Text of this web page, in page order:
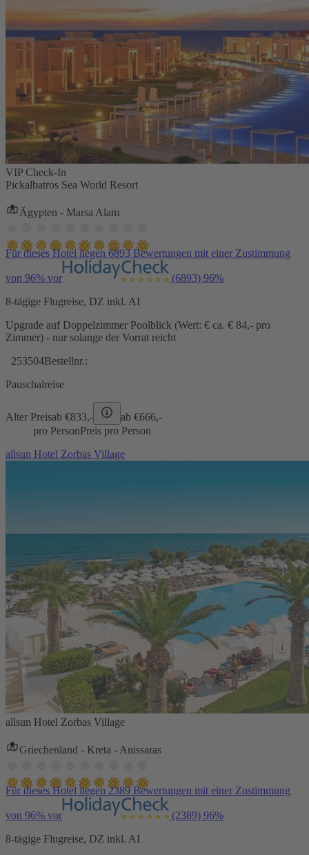
VIP Check-In
Pickalbatros Sea World Resort
Ägypten - Marsa Alam
Für dieses Hotel liegen 6893 Bewertungen mit einer Zustimmung
von 96% vor (6893) 96%
8-tägige Flugreise, DZ inkl. AI
Upgrade auf Doppelzimmer Poolblick (Wert: € ca. € 84,- pro
Zimmer) - nur solange der Vorrat reicht
253504Bestellnr.:
Pauschalreise
Alter Preisab €833,- ab €666,-
pro PersonPreis pro Person
allsun Hotel Zorbas Village
allsun Hotel Zorbas Village
Griechenland - Kreta - Anissaras
Für dieses Hotel liegen 2389 Bewertungen mit einer Zustimmung
von 96% vor (2389) 96%
8-tägige Flugreise, DZ inkl. AI